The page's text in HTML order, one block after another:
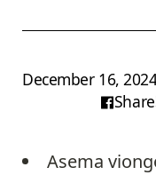
December 16,
Share
Asema